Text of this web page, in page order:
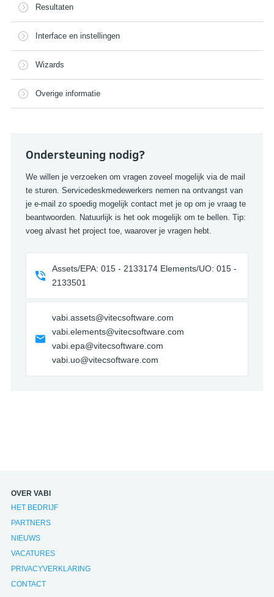
Resultaten
Interface en instellingen
Wizards
Overige informatie
Ondersteuning nodig?
We willen je verzoeken om vragen zoveel mogelijk via de mail
te sturen. Servicedeskmedewerkers nemen na ontvangst van
je e-mail zo spoedig mogelijk contact met je op om je vraag te
beantwoorden. Natuurlijk is het ook mogelijk om te bellen. Tip:
voeg alvast het project toe, waarover je vragen hebt.
Assets/EPA: 015 - 2133174 Elements/UO: 015 -
2133501
vabi.assets@vitecsoftware.com
vabi.elements@vitecsoftware.com
vabi.epa@vitecsoftware.com
vabi.uo@vitecsoftware.com
OVER VABI
HET BEDRIJF
PARTNERS
NIEUWS
VACATURES
PRIVACYVERKLARING
CONTACT